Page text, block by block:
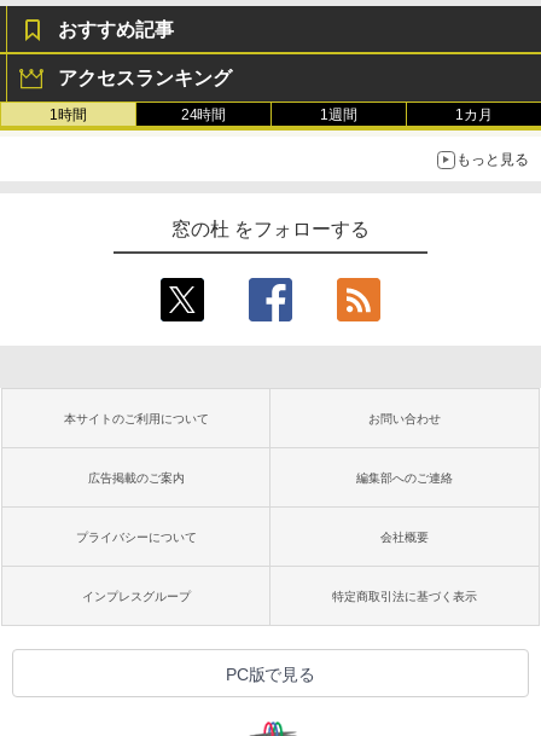
おすすめ記事
アクセスランキング
1時間 24時間 1週間 1カ月
もっと見る
窓の杜 をフォローする
本サイトのご利用について お問い合わせ
広告掲載のご案内 編集部へのご連絡
プライバシーについて 会社概要
インプレスグループ 特定商取引法に基づく表示
PC版で見る